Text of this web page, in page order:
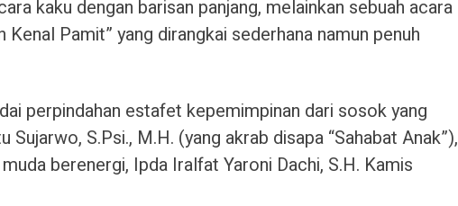
kaku dengan barisan panjang, melainkan sebuah acara
Kenal Pamit” yang dirangkai sederhana namun penuh
perpindahan estafet kepemimpinan dari sosok yang
Sujarwo, S.Psi., M.H. (yang akrab disapa “Sahabat Anak”),
berenergi, Ipda Iralfat Yaroni Dachi, S.H. Kamis